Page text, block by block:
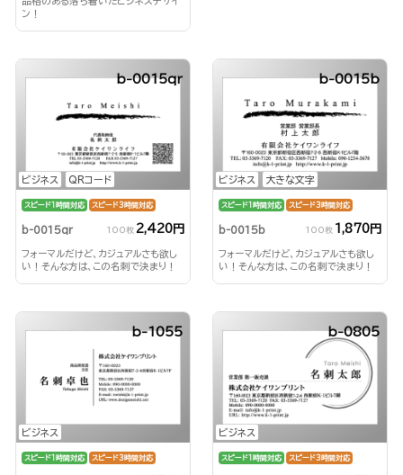
ン！
ビジネス QRコード
b-0015qr
スピード1時間対応 スピード3時間対応
b-0015qr 100枚 2,420円
フォーマルだけど、カジュアルさも欲し
い！そんな方は、この名刺で決まり！
ビジネス 大きな文字
b-0015b
スピード1時間対応 スピード3時間対応
b-0015b 100枚 1,870円
フォーマルだけど、カジュアルさも欲し
い！そんな方は、この名刺で決まり！
ビジネス
b-1055
スピード1時間対応 スピード3時間対応
ビジネス
b-0805
スピード1時間対応 スピード3時間対応